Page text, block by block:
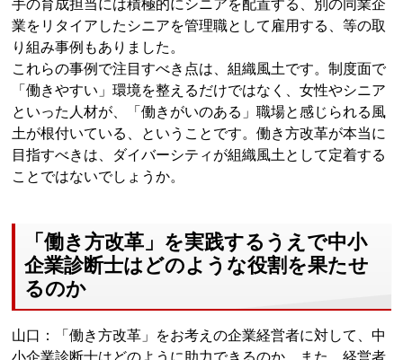
手の育成担当には積極的にシニアを配置する、別の同業企
業をリタイアしたシニアを管理職として雇用する、等の取
り組み事例もありました。
これらの事例で注目すべき点は、組織風土です。制度面で
「働きやすい」環境を整えるだけではなく、女性やシニア
といった人材が、「働きがいのある」職場と感じられる風
土が根付いている、ということです。働き方改革が本当に
目指すべきは、ダイバーシティが組織風土として定着する
ことではないでしょうか。
「働き方改革」を実践するうえで中小
企業診断士はどのような役割を果たせ
るのか
山口：「働き方改革」をお考えの企業経営者に対して、中
小企業診断士はどのように助力できるのか、また、経営者